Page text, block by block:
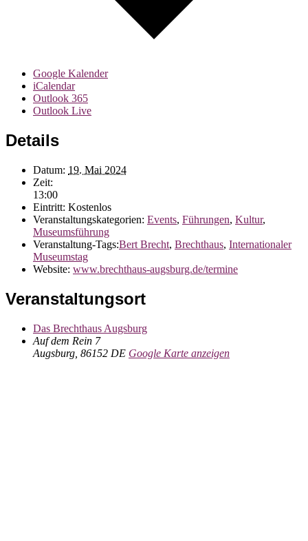
Google Kalender
iCalendar
Outlook 365
Outlook Live
Details
Datum: 19. Mai 2024
Zeit:
13:00
Eintritt: Kostenlos
Veranstaltungskategorien: Events, Führungen, Kultur,
Museumsführung
Veranstaltung-Tags:Bert Brecht, Brechthaus, Internationaler
Museumstag
Website: www.brechthaus-augsburg.de/termine
Veranstaltungsort
Das Brechthaus Augsburg
Auf dem Rein 7
Augsburg 86152 DE Google Karte anzeigen